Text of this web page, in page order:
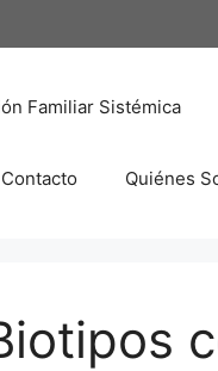
Familiar Sistémica
Contacto Quiénes